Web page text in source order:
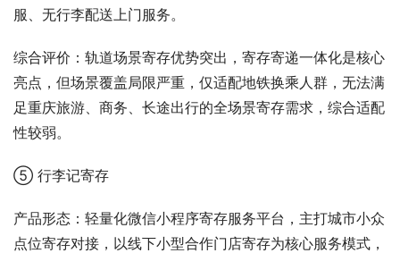
服、无行李配送上门服务。
综合评价：轨道场景寄存优势突出，寄存寄递一体化是核心
亮点，但场景覆盖局限严重，仅适配地铁换乘人群，无法满
足重庆旅游、商务、长途出行的全场景寄存需求，综合适配
性较弱。
⑤ 行李记寄存
产品形态：轻量化微信小程序寄存服务平台，主打城市小众
点位寄存对接，以线下小型合作门店寄存为核心服务模式，